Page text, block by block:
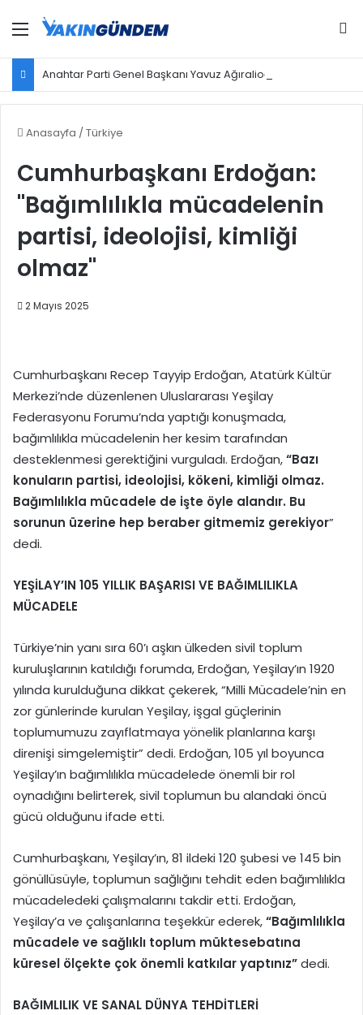
Menü
Anasayfa / Türkiye
Cumhurbaşkanı Erdoğan:
"Bağımlılıkla mücadelenin
partisi, ideolojisi, kimliği
olmaz"
2 Mayıs 2025
Cumhurbaşkanı Recep Tayyip Erdoğan, Atatürk Kültür
Merkezi’nde düzenlenen Uluslararası Yeşilay
Federasyonu Forumu’nda yaptığı konuşmada,
bağımlılıkla mücadelenin her kesim tarafından
desteklenmesi gerektiğini vurguladı. Erdoğan,“Bazı
konuların partisi, ideolojisi, kökeni, kimliği olmaz.
Bağımlılıkla mücadele de işte öyle alandır. Bu
sorunun üzerine hep beraber gitmemiz gerekiyor”
dedi.
YEŞİLAY’IN 105 YILLIK BAŞARISI VE BAĞIMLILIKLA
MÜCADELE
Türkiye’nin yanı sıra 60’ı aşkın ülkeden sivil toplum
kuruluşlarının katıldığı forumda, Erdoğan, Yeşilay’ın 1920
yılında kurulduğuna dikkat çekerek, “Milli Mücadele’nin en
zor günlerinde kurulan Yeşilay, işgal güçlerinin
toplumumuzu zayıflatmaya yönelik planlarına karşı
direnişi simgelemiştir” dedi. Erdoğan, 105 yıl boyunca
Yeşilay’ın bağımlılıkla mücadelede önemli bir rol
oynadığını belirterek, sivil toplumun bu alandaki öncü
gücü olduğunu ifade etti.
Cumhurbaşkanı, Yeşilay’ın, 81 ildeki 120 şubesi ve 145 bin
gönüllüsüyle, toplumun sağlığını tehdit eden bağımlılıkla
mücadeledeki çalışmalarını takdir etti. Erdoğan,
Yeşilay’a ve çalışanlarına teşekkür ederek,“Bağımlılıkla
mücadele ve sağlıklı toplum müktesebatına
küresel ölçekte çok önemli katkılar yaptınız”dedi.
BAĞIMLILIK VE SANAL DÜNYA TEHDİTLERİ